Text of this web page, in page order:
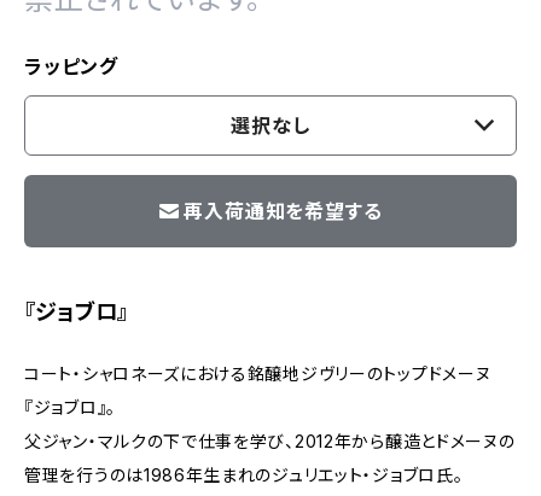
ラッピング
選択なし
再入荷通知を希望する
『ジョブロ』
コート・シャロネーズにおける銘醸地ジヴリーのトップドメーヌ
『ジョブロ』。
父ジャン・マルクの下で仕事を学び、2012年から醸造とドメーヌの
管理を行うのは1986年生まれのジュリエット・ジョブロ氏。